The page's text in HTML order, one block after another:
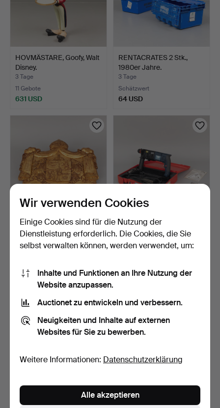
HOVMÄSTARE, Goofy, Walt
Disney.
3 Tage
11 Gebote
631 USD
RENTACRATES 2 Stk.,
1980er Jahre.
3 Tage
Schätzwert
64 USD
SCHILD, zeitgenössisch,
vergoldetes und be…
3 Tage
SCHLAGBOHRMASCHINE
, PN 3000 x2, 750 W, AEG.
5 Tage
KÜHL-/GEFRIERKOMBINA
TION, Fisher and Payke…
KONVOLUT
BLECHDOSEN,
Wir verwenden Cookies
Einige Cookies sind für die Nutzung der
Dienstleistung erforderlich. Die Cookies, die Sie
selbst verwalten können, werden verwendet, um:
Inhalte und Funktionen an Ihre Nutzung der
Website anzupassen.
Auctionet zu entwickeln und verbessern.
Neuigkeiten und Inhalte auf externen
Websites für Sie zu bewerben.
Weitere Informationen: Datenschutzerklärung
Alle akzeptieren